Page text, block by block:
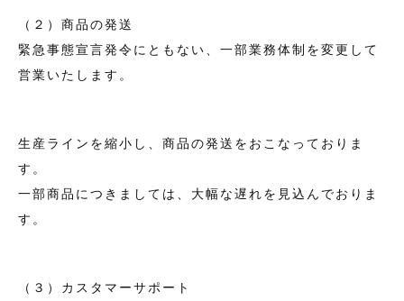
（２）商品の発送
緊急事態宣言発令にともない、一部業務体制を変更して
営業いたします。
生産ラインを縮小し、商品の発送をおこなっておりま
す。
一部商品につきましては、大幅な遅れを見込んでおりま
す。
（３）カスタマーサポート